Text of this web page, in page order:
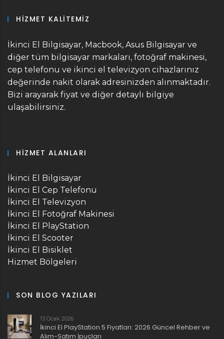
HIZMET KALITEMIZ
İkinci El Bilgisayar, Macbook, Asus Bilgisayar ve
diğer tüm bilgisayar markaları, fotoğraf makinesi,
cep telefonu ve ikinci el televizyon cihazlarınız
değerinde nakit olarak adresinizden alınmaktadır.
Bizi arayarak fiyat ve diğer detaylı bilgiye
ulaşabilirsiniz.
HIZMET ALANLARI
İkinci El Bilgisayar
İkinci El Cep Telefonu
İkinci El Televizyon
İkinci El Fotoğraf Makinesi
İkinci El PlayStation
İkinci El Scooter
İkinci El Bisiklet
Hizmet Bölgeleri
SON BLOG YAZILARI
İkinci El PlayStation 5 Fiyatları: 2026 Güncel Rehber ve
Alım-Satım İpuçları
13 Ocak 2026